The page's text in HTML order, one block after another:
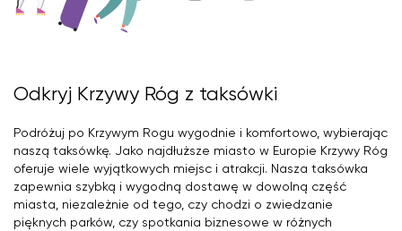
Odkryj Krzywy Róg z taksówki
Podróżuj po Krzywym Rogu wygodnie i komfortowo, wybierając
naszą taksówkę. Jako najdłuższe miasto w Europie Krzywy Róg
oferuje wiele wyjątkowych miejsc i atrakcji. Nasza taksówka
zapewnia szybką i wygodną dostawę w dowolną część
miasta, niezależnie od tego, czy chodzi o zwiedzanie
pięknych parków, czy spotkania biznesowe w różnych